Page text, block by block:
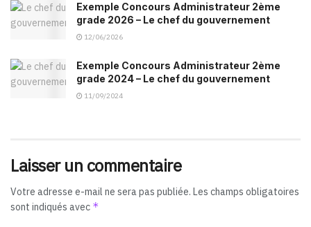
Exemple Concours Administrateur 2ème
grade 2026 – Le chef du gouvernement
12/06/2026
Exemple Concours Administrateur 2ème
grade 2024 – Le chef du gouvernement
11/09/2024
Laisser un commentaire
Votre adresse e-mail ne sera pas publiée. Les champs obligatoires
sont indiqués avec *